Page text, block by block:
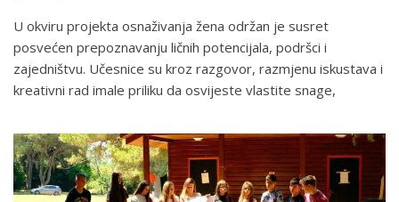
U okviru projekta osnaživanja žena održan je susret
posvećen prepoznavanju ličnih potencijala, podršci i
zajedništvu. Učesnice su kroz razgovor, razmjenu iskustava i
kreativni rad imale priliku da osvijeste vlastite snage,